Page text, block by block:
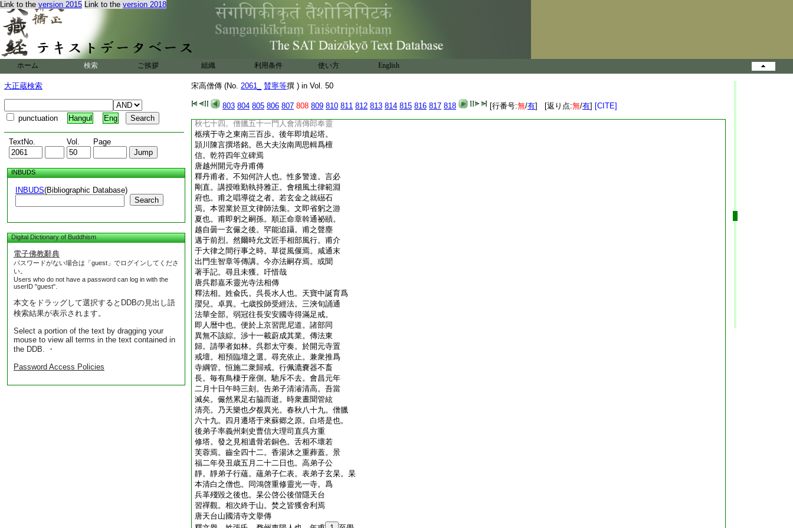
Link to the version 2015 Link to the version 2018
ホーム 検索 ご挨拶 組織 利用条件 使い方 English
大正蔵検索
punctuation Hangul Eng
TextNo. Vol. Page
INBUDS
INBUDS(Bibliographic Database)
Search
Digital Dictionary of Buddhism
電子佛教辭典
パスワードがない場合は「guest」でログインしてくださ
い。
Users who do not have a password can log in with the
userID "guest".
本文をドラッグして選択するとDDBの見出し語
検索結果が表示されます。
Select a portion of the text by dragging your
mouse to view all terms in the text contained in
the DDB. ・
Password Access Policies
宋高僧傳 (No. 2061_ 賛寧等撰 ) in Vol. 50
803 804 805 806 807 808 809 810 811 812 813 814 815 816 817 818 [行番号:無/有] [返り点:無/有] [CITE]
我後。由是寢默山棲。委裘遁世而無悶焉。
宣宗重建法幢荐興精舍。合境民人皆達之
化導。故 5
太守韋曙特加崇重。身不衣繒纊。
室唯蒙薜蘿。四衆知歸諸方慕化。其潔白
鶴鷺如也。咸通十二年合郭。僧民請紹四衆
教誨。或遊遨坰牧。或嘯傲海壖。不出林麓
動經數載。雖貴士單車詣門。莫得而見於
七五言詩追用元和之體。著青山履道歌。
播人脣吻。忽於自恣明辰鳩衆於長廊。合
掌遂申長別。辭甚剛正。因臥疾不起。絶食
秋七十四。僧臘五十一門人會清傳郎奉靈
柩殯于寺之東南三百歩。後年即墳起塔。
頴川陳言撰塔銘。邑大夫汝南周思輯爲檀
信。乾符四年立碑焉
唐越州開元寺丹甫傳
釋丹甫者。不知何許人也。性多警達。言必
剛直。講授唯勤執持雅正。會稽風土律範淵
府也。甫之唱導從之者。若玄金之就礠石
焉。本習業於亘文律師法集。文即省躬之游
夏也。甫即躬之嗣孫。順正命章斡通祕賾。
越自曇一玄儼之後。罕能追躡。甫之聲塵
邁于前烈。然爾時允文匠手相部風行。甫介
于大律之間行事之時。草從風偃焉。咸通末
出門生智章等傳講。今亦法嗣存焉。或聞
著手記。尋且未獲。吁惜哉
唐呉郡嘉禾靈光寺法相傳
釋法相。姓兪氏。呉長水人也。天寶中誕育爲
孾兒。卓異。七歳投師受經法。三浹旬誦通
法華全部。弱冠往長安安國寺得滿足戒。
即人暦中也。便於上京習毘尼道。諸部同
異無不該綜。渉十一載蔚成其業。傳法東
歸。請學者如林。呉郡太守奏。於開元寺置
戒壇。相預臨壇之選。尋充依止。兼衆推爲
寺綱管。恒施二衆歸戒。行佩漉嚢器不畜
長。毎有鳥棲于座側。馳斥不去。會昌元年
二月十日午時三刻。告弟子清濬清高。吾當
滅矣。儼然累足右脇而逝。時衆晝聞管絃
清亮。乃天樂也夕覩異光。春秋八十九。僧臘
六十九。四月遷塔于來蘇郷之原。白塔是也。
後弟子率義州刺史曹信大理司直呉方重
修塔。發之見相遺骨若銅色。舌相不壞若
芙蓉焉。齒全四十二。香湯沐之重葬蓋。景
福二年癸丑歳五月二十二日也。高弟子公
靜。靜弟子行蘊。蘊弟子仁表。表弟子玄杲。杲
本清白之僧也。同鴻啓重修靈光一寺。爲
兵革殘毀之後也。杲公啓公後偕隱天台
習禪觀。相次終于山。焚之皆獲舍利焉
唐天台山國清寺文擧傳